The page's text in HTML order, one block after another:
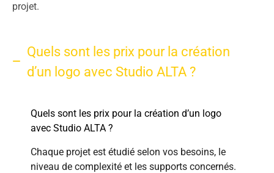
projet.
Quels sont les prix pour la création
d’un logo avec Studio ALTA ?
Quels sont les prix pour la création d’un logo
avec Studio ALTA ?
Chaque projet est étudié selon vos besoins, le
niveau de complexité et les supports concernés.